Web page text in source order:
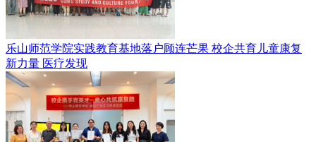
乐山师范学院实践教育基地落户顾连芒果 校企共育儿童康复
新力量 医疗发现